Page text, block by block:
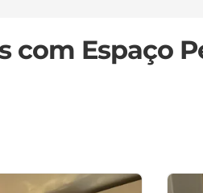
com Espaço